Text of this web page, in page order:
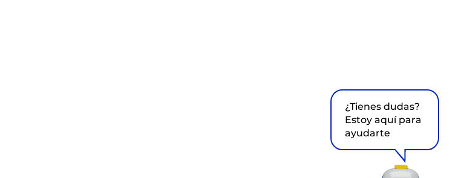
¿Tienes dudas?
Estoy aquí para
ayudarte